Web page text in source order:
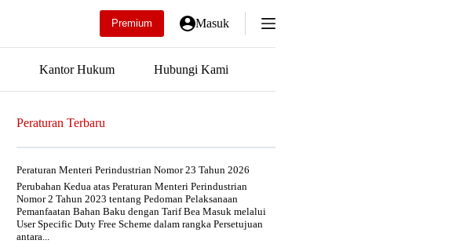
Premium Masuk
Kantor Hukum Hubungi Kami
Peraturan Terbaru
Peraturan Menteri Perindustrian Nomor 23 Tahun 2026
Perubahan Kedua atas Peraturan Menteri Perindustrian
Nomor 2 Tahun 2023 tentang Pedoman Pelaksanaan
Pemanfaatan Bahan Baku dengan Tarif Bea Masuk melalui
User Specific Duty Free Scheme dalam rangka Persetujuan
antara...